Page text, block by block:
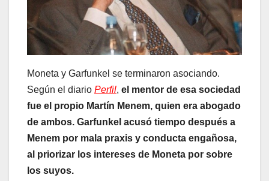
Moneta y Garfunkel se terminaron asociando.
Según el diario Perfil, el mentor de esa sociedad
fue el propio Martín Menem, quien era abogado
de ambos. Garfunkel acusó tiempo después a
Menem por mala praxis y conducta engañosa,
al priorizar los intereses de Moneta por sobre
los suyos.